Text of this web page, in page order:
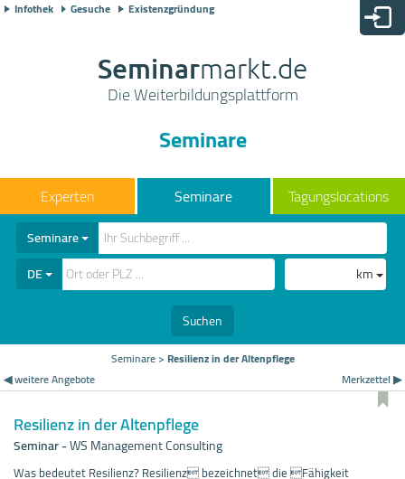
Infothek Gesuche Existenzgründung
Seminarmarkt.de
Die Weiterbildungsplattform
Seminare
Seminare Tagungslocations
Seminare
DE
km
Suchen
Seminare> Resilienz in der Altenpflege
◀ weitere Angebote
Merkzettel ▶
Resilienz in der Altenpflege
Seminar-WS Management Consulting
Was bedeutet Resilienz? Resilienz bezeichnet die Fähigkeit